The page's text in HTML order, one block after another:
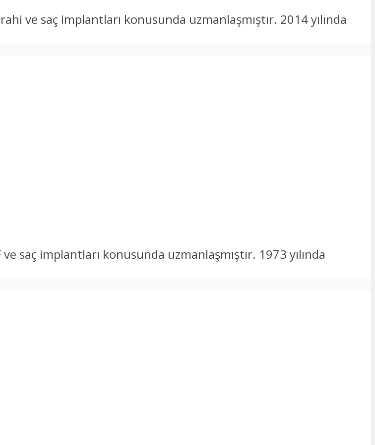
ve saç implantları konusunda uzmanlaşmıştır. 2014 yılında
saç implantları konusunda uzmanlaşmıştır. 1973 yılında